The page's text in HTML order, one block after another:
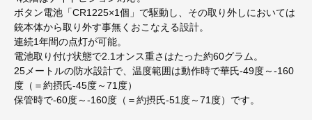
ボタン電池「CR1225×1個」で駆動し、その取り外しにおいては
銃本体から取り外す事無くおこなえる設計。
連続1年間の点灯が可能。
電池取り付け状態で2.1オンス重さはたった約60グラム。
25メートルの防水設計で、温度範囲は動作時で華氏-49度～-160
度（＝約摂氏-45度～71度）
保管時で-60度～-160度（＝約摂氏-51度～71度）です。